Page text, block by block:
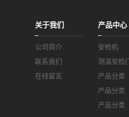
关于我们
公司简介
联系我们
在线留言
产品中心
安检机
测温安检门
产品分类
产品分类
产品分类